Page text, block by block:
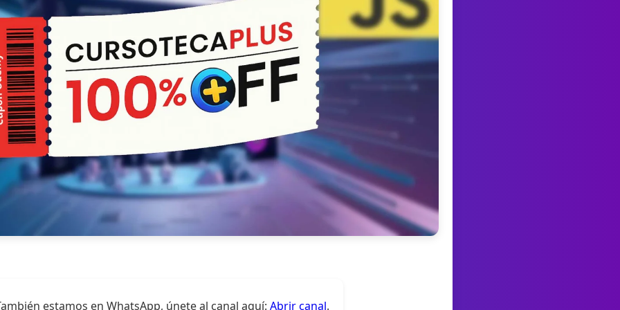
estamos en WhatsApp, únete al canal aquí: Abrir canal.